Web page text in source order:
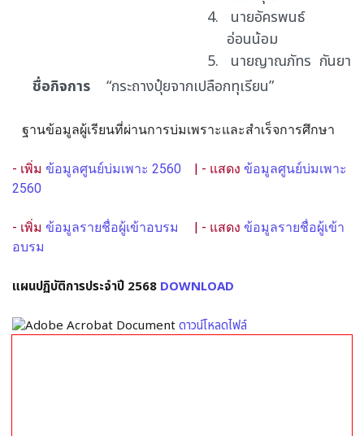
4.
นายอัครพนธ์
อ่อนน้อม
5.
นายญาณภัทร กันยา
ชื่อกิจการ
“กระถางปุ๋ยจากเปลือกทุเรียน”
ฐานข้อมูลผู้เรียนที่ผ่านการบ่มเพราะและสำเร็จการศึกษา
- เพิ่ม ข้อมูลศูนย์บ่มเพาะ 2560 | - แสดง ข้อมูลศูนย์บ่มเพาะ
2560
- เพิ่ม ข้อมูลรายชื่อผู้เข้าอบรม | - แสดง ข้อมูลรายชื่อผู้เข้า
อบรม
แผนปฏิบัติการประจำปี 2568 DOWNLOAD
ดาวน์โหลดไฟล์